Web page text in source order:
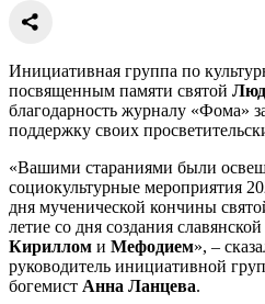
Инициативная группа по
посвященным памяти святой
благодарность журналу «Фома»
поддержку своих
«Вашими стараниями были
социокультурные мероприятия
дня мученической кончины
летие со дня создания
Кириллом и Мефодием», –
руководитель инициативной
богемист Анна Ланцева.